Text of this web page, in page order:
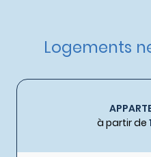
Logements
à partir de